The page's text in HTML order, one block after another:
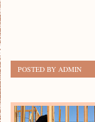
POSTED BY ADMIN